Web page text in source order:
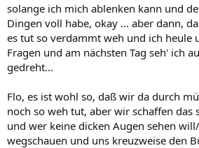
solange ich mich ablenken kann und
Dingen voll habe, okay ... aber dann,
es tut so verdammt weh und ich heule
Fragen und am nächsten Tag seh' ich
gedreht...
Flo, es ist wohl so, daß wir da durch
noch so weh tut, aber wir schaffen das
und wer keine dicken Augen sehen
wegschauen und uns kreuzweise den